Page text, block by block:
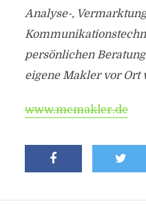
Analyse-,
persönlichen
eigene Makler vor Ort
www.mcmakler.de